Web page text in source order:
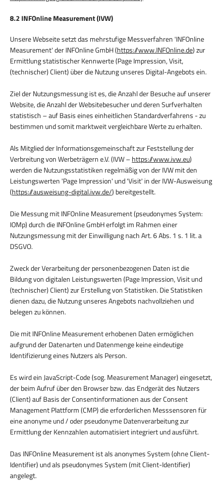
8.2 INFOnline Measurement (IVW)
Unsere Webseite setzt das mehrstufige Messverfahren 'INFOnline
Measurement' der INFOnline GmbH (https://www.INFOnline.de) zur
Ermittlung statistischer Kennwerte (Page Impression, Visit,
(technischer) Client) über die Nutzung unseres Digital-Angebots ein.
Ziel der Nutzungsmessung ist es, die Anzahl der Besuche auf unserer
Website, die Anzahl der Websitebesucher und deren Surfverhalten
statistisch – auf Basis eines einheitlichen Standardverfahrens - zu
bestimmen und somit marktweit vergleichbare Werte zu erhalten.
Als Mitglied der Informationsgemeinschaft zur Feststellung der
Verbreitung von Werbeträgern e.V. (IVW – https://www.ivw.eu)
werden die Nutzungsstatistiken regelmäßig von der IVW mit den
Leistungswerten 'Page Impression' und 'Visit' in der IVW-Ausweisung
(https://ausweisung-digital.ivw.de/) bereitgestellt.
Die Messung mit INFOnline Measurement (pseudonymes System:
IOMp) durch die INFOnline GmbH erfolgt im Rahmen einer
Nutzungsmessung mit der Einwilligung nach Art. 6 Abs. 1 s. 1 lit. a
DSGVO.
Zweck der Verarbeitung der personenbezogenen Daten ist die
Bildung von digitalen Leistungswerten (Page Impression, Visit und
(technischer) Client) zur Erstellung von Statistiken. Die Statistiken
dienen dazu, die Nutzung unseres Angebots nachvollziehen und
belegen zu können.
Die mit INFOnline Measurement erhobenen Daten ermöglichen
aufgrund der Datenarten und Datenmenge keine eindeutige
Identifizierung eines Nutzers als Person.
Es wird ein JavaScript-Code (sog. Measurement Manager) eingesetzt,
der beim Aufruf über den Browser bzw. das Endgerät des Nutzers
(Client) auf Basis der Consentinformationen aus der Consent
Management Plattform (CMP) die erforderlichen Messsensoren für
eine anonyme und / oder pseudonyme Datenverarbeitung zur
Ermittlung der Kennzahlen automatisiert integriert und ausführt.
Das INFOnline Measurement ist als anonymes System (ohne Client-
Identifier) und als pseudonymes System (mit Client-Identifier)
angelegt.